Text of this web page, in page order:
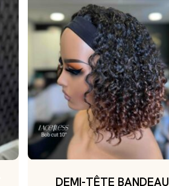
DEMI-TÊTE BANDEAU